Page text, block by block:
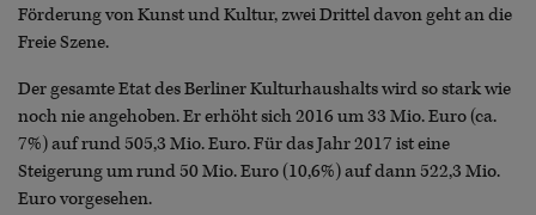
Förderung von Kunst und Kultur, zwei Drittel davon geht an die
Freie Szene.
Der gesamte Etat des Berliner Kulturhaushalts wird so stark wie
noch nie angehoben. Er erhöht sich 2016 um 33 Mio. Euro (ca.
7%) auf rund 505,3 Mio. Euro. Für das Jahr 2017 ist eine
Steigerung um rund 50 Mio. Euro (10,6%) auf dann 522,3 Mio.
Euro vorgesehen.